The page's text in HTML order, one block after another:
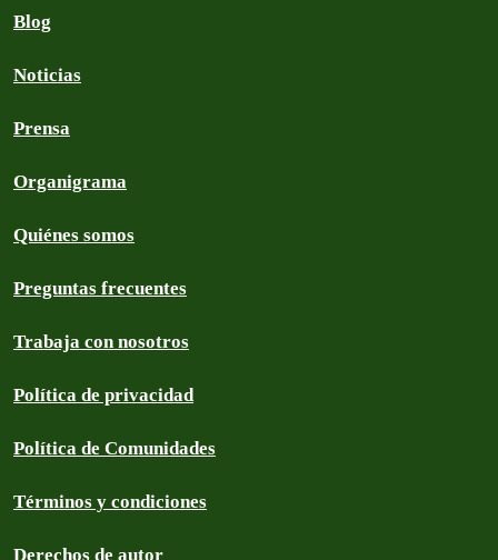
Blog
Noticias
Prensa
Organigrama
Quiénes somos
Preguntas frecuentes
Trabaja con nosotros
Política de privacidad
Política de Comunidades
Términos y condiciones
Derechos de autor